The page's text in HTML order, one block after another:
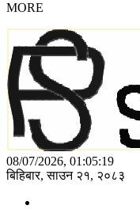
MORE
08/07/2026, 01:05:19
बिहिबार, साउन २१, २०८३